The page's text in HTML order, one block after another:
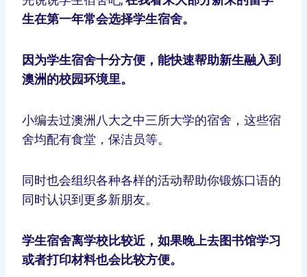
生在第一年常会选择学生宿舍。
因为学生宿舍十分方便，能快速帮助新生融入到
澳洲的校园环境里。
小编去过澳洲八大之中三所大学的宿舍，这些宿
舍均配有食堂，保洁员等。
同时也会组织各种各样的活动帮助你锻炼口语的
同时认识到更多新朋友。
学生宿舍离学校比较近，如果晚上去图书馆学习
或者打印材料也会比较方便。